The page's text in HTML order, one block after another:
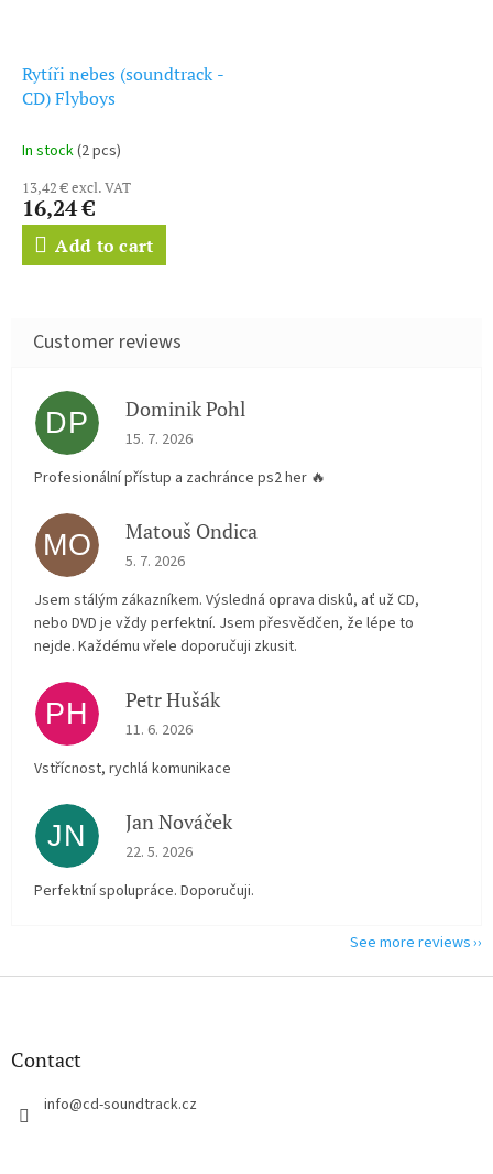
Rytíři nebes (soundtrack -
CD) Flyboys
In stock(2 pcs)
13,42 € excl. VAT
16,24 €
Add to cart
DP Dominik Pohl
The store rating is 5 out of 5 stars.
15. 7. 2026
Profesionální přístup a zachránce ps2 her 🔥
MO Matouš Ondica
The store rating is 5 out of 5 stars.
5. 7. 2026
Jsem stálým zákazníkem. Výsledná oprava disků, ať už CD,
nebo DVD je vždy perfektní. Jsem přesvědčen, že lépe to
nejde. Každému vřele doporučuji zkusit.
PH Petr Hušák
The store rating is 5 out of 5 stars.
11. 6. 2026
Vstřícnost, rychlá komunikace
JN Jan Nováček
The store rating is 5 out of 5 stars.
22. 5. 2026
Perfektní spolupráce. Doporučuji.
See more reviews
F
Contact
info@cd-soundtrack.cz